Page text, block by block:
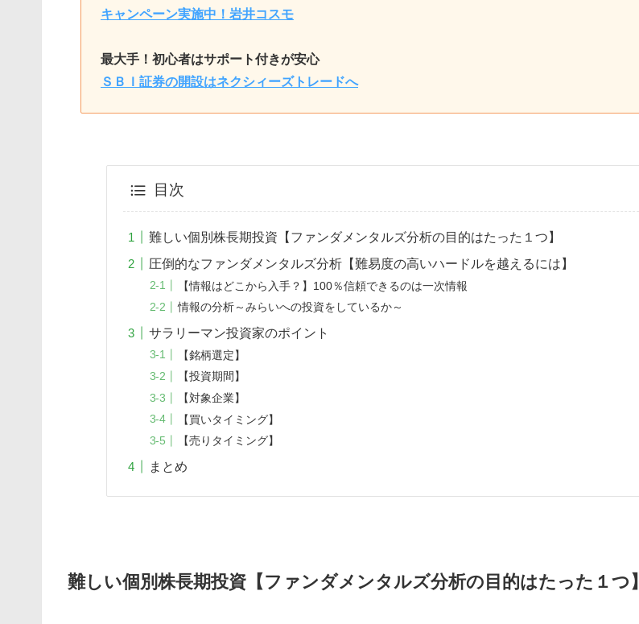
キャンペーン実施中！岩井コスモ
最大手！初心者はサポート付きが安心
ＳＢＩ証券の開設はネクシィーズトレードへ
目次
難しい個別株長期投資【ファンダメンタルズ分析の目的はたった１つ】
圧倒的なファンダメンタルズ分析【難易度の高いハードルを越えるには】
【情報はどこから入手？】100％信頼できるのは一次情報
情報の分析～みらいへの投資をしているか～
サラリーマン投資家のポイント
【銘柄選定】
【投資期間】
【対象企業】
【買いタイミング】
【売りタイミング】
まとめ
難しい個別株長期投資【ファンダメンタルズ分析の目的はたった１つ】